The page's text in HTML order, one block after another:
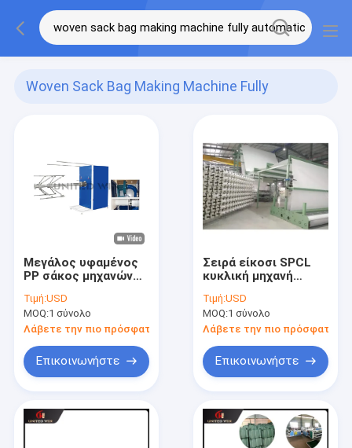
Woven Sack Bag Making Machine Fully
Μεγάλος υφαμένος
PP σάκος μηχανών
κόλλας που
κατασκευάζει την
τσάντα μηχανών FIBC
που κατασκευάζει
τη μηχανή
Τιμή:USD
MOQ:1 σύνολο
Λάβετε την πιο πρόσφατη τιμή
Επικοινωνήστε
Σειρά είκοσι SPCL
κυκλική μηχανή
για τη μαζικά
τσάντα/Geotextiles
Τιμή:USD
MOQ:1 σύνολο
Λάβετε την πιο πρόσφατη
Επικοινωνήστε